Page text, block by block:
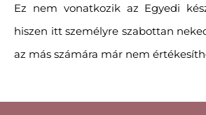
Ez nem vonatkozik az Egyedi
hiszen itt személyre szabottan
az más számára már nem